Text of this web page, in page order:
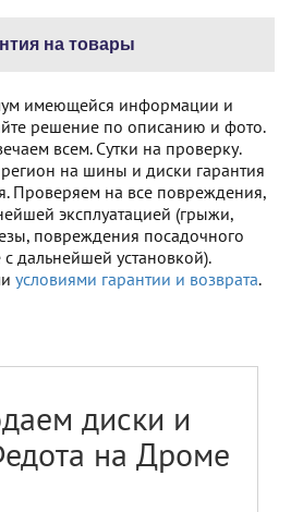
на товары
имеющейся информации и
решение по описанию и фото.
всем. Сутки на проверку.
на шины и диски гарантия
Проверяем на все повреждения,
эксплуатацией (грыжи,
повреждения посадочного
дальнейшей установкой).
условиями гарантии и возврата.
диски и
на Дроме